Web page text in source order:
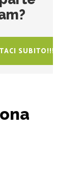
SUBITO!!!